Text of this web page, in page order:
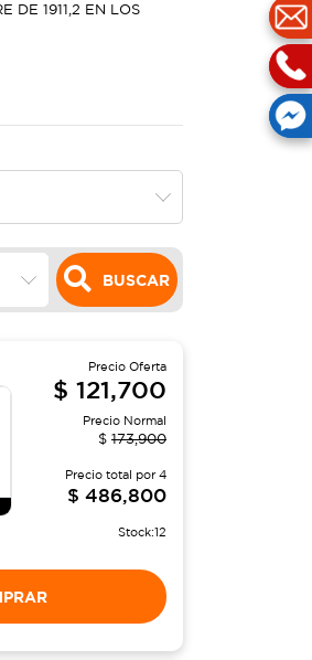
DE 1911,2​ EN LOS
BUSCAR
Precio Oferta
$ 121,700
Precio Normal
$ 173,900
Precio total por4
$ 486,800
Stock:12